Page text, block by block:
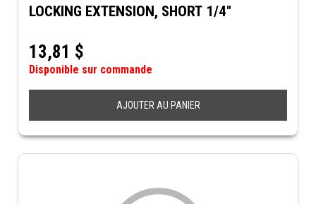
LOCKING EXTENSION, SHORT 1/4"
13,81 $
Disponible sur commande
AJOUTER AU PANIER